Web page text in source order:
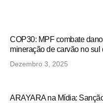
COP30: MPF combate
mineração de carvão no sul
Dezembro 3, 2025
ARAYARA na Mídia: